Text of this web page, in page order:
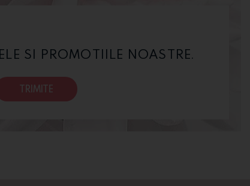
SI PROMOTIILE NOASTRE.
TRIMITE